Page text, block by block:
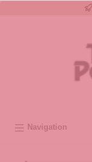
Navigation